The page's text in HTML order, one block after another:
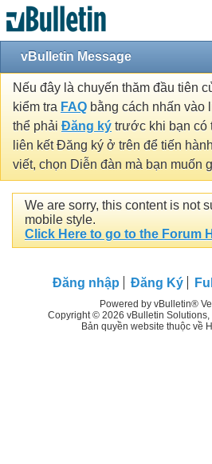
vBulletin Message
Nếu đây là chuyến thăm đầu tiên
kiểm tra FAQ bằng cách nhấn vào
thể phải Đăng ký trước khi bạn có
liên kết Đăng ký ở trên để tiến
viết, chọn Diễn đàn mà bạn muốn
We are sorry, this content is not
mobile style.
Click Here to go to the Forum
Đăng nhập Đăng Ký
Powered by vBulletin®
Copyright © 2026 vBulletin Solutions,
Bản quyền website thuộc về